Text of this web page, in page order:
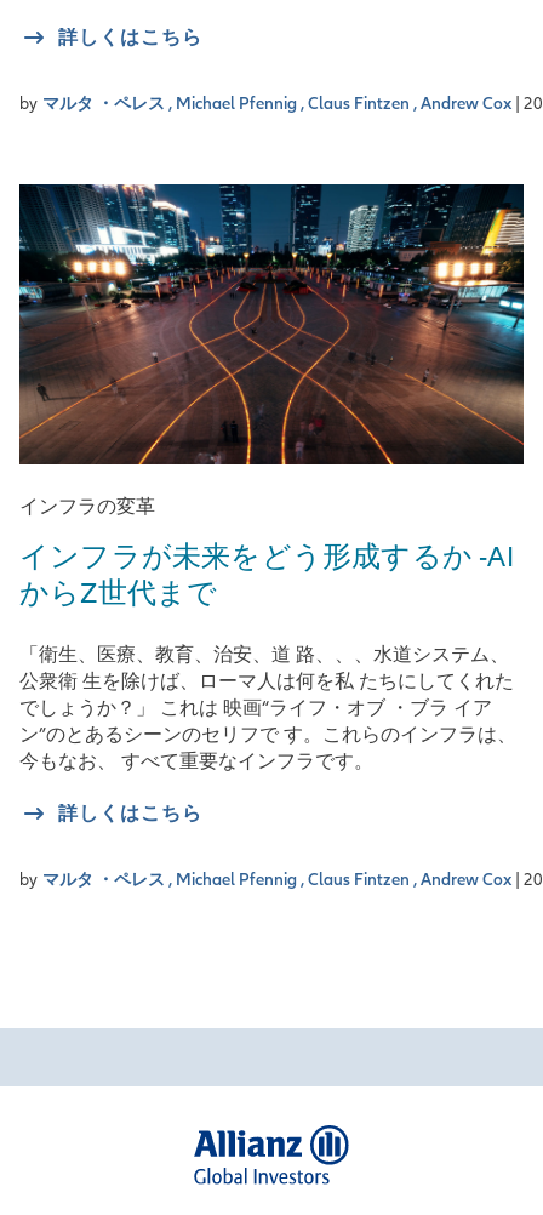
詳しくはこちら
by マルタ ・ペレス , Michael Pfennig ,Claus Fintzen ,Andrew Cox |
インフラの変革
インフラが未来をどう形成するか -AI
からZ世代まで
「衛生、医療、教育、治安、道 路、、、水道システム、
公衆衛 生を除けば、ローマ人は何を私 たちにしてくれた
でしょうか？」 これは 映画“ライフ・オブ ・ブラ イア
ン”のとあるシーンのセリフで す。これらのインフラは、
今もなお、 すべて重要なインフラです。
詳しくはこちら
by マルタ ・ペレス , Michael Pfennig ,Claus Fintzen ,Andrew Cox |